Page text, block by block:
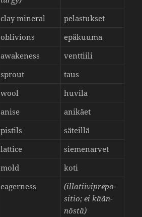
clay mineral
pelas­tukset
obli­vions
epäkuuma
awake­ness
vent­tiili
sprout
taus
wool
huvila
anise
anikäet
pistils
säteillä
lattice
sieme­narvet
mold
koti
eager­ness
(illa­tii­vipre­po­
sitio; ei kään­
nöstä)